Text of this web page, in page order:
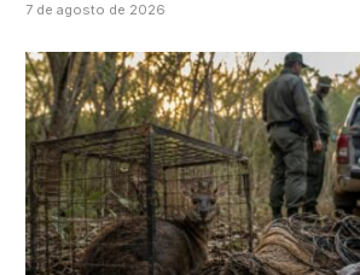
7 de agosto de 2026